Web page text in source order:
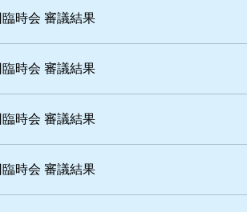
時会 審議結果
時会 審議結果
時会 審議結果
時会 審議結果